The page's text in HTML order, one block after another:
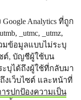
Analytics ที่ถูก
_utmc, _utmz,
มข้อมูลแบบไม่ระบุ
ต์, บัญชีผู้ใช้บน
ะบุได้ถึงผู้ใช้ที่กลับมา
งเว็บไซต์ และหน้าที่
รปกป้องความเป็น